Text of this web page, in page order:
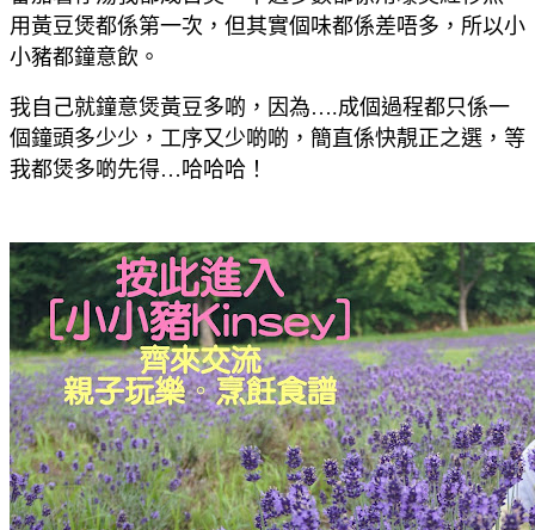
用黃豆煲都係第一次，但其實個味都係差唔多，所以小
小豬都鐘意飲。
我自己就鐘意煲黃豆多啲，因為….成個過程都只係一
個鐘頭多少少，工序又少啲啲，簡直係快靚正之選，等
我都煲多啲先得…哈哈哈 ！